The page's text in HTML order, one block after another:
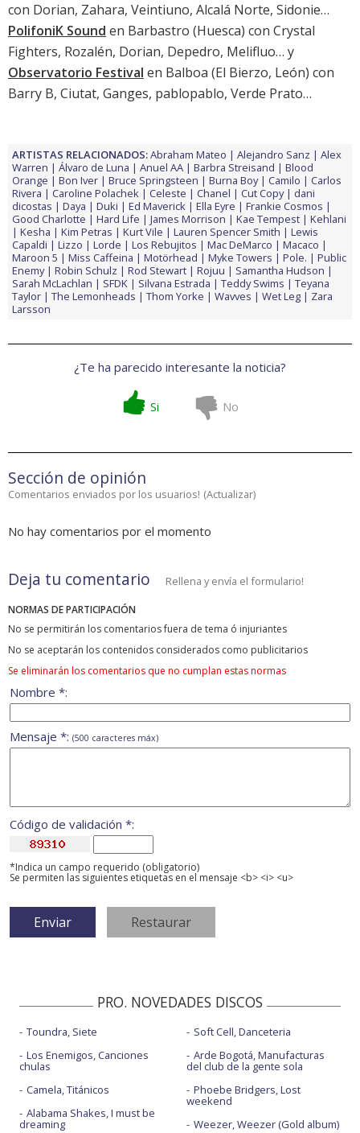
con Dorian, Zahara, Veintiuno, Alcalá Norte, Sidonie…
PolifoniK Sound en Barbastro (Huesca) con Crystal
Fighters, Rozalén, Dorian, Depedro, Melifluo… y
Observatorio Festival en Balboa (El Bierzo, León) con
Barry B, Ciutat, Ganges, pablopablo, Verde Prato…
ARTISTAS RELACIONADOS:Abraham Mateo Alejandro Sanz
Alex
Warren
Álvaro de Luna Anuel AA Barbra Streisand
Blood
Orange
Bon Iver Bruce Springsteen Burna Boy Camilo
Carlos
Rivera
Caroline Polachek Celeste Chanel Cut Copy
dani
dicostas
Daya Duki Ed Maverick Ella Eyre
Frankie Cosmos
Good Charlotte
Hard Life James Morrison Kae Tempest
Kehlani
Kesha
Kim Petras Kurt Vile Lauren Spencer Smith
Lewis
Capaldi
Lizzo Lorde Los Rebujitos Mac DeMarco
Macaco
Maroon 5
Miss Caffeina Motörhead Myke Towers Pole.
Public
Enemy
Robin Schulz Rod Stewart Rojuu
Samantha Hudson
Sarah McLachlan
SFDK Silvana Estrada Teddy Swims
Teyana
Taylor
The Lemonheads Thom Yorke Wavves Wet Leg
Zara
Larsson
¿Te ha parecido interesante la noticia?
Si No
Sección de opinión
Comentarios enviados por los usuarios! (Actualizar)
No hay comentarios por el momento
Deja tu comentario Rellena y envía el formulario!
NORMAS DE PARTICIPACIÓN
No se permitirán los comentarios fuera de tema ó injuriantes
No se aceptarán los contenidos considerados como publicitarios
Se eliminarán los comentarios que no cumplan estas normas
Nombre *:
Mensaje *: (500 caracteres máx)
Código de validación *:
*Indica un campo requerido (obligatorio)
Se permiten las siguientes etiquetas en el mensaje <b> <i> <u>
PRO. NOVEDADES DISCOS
Toundra, Siete
Los Enemigos, Canciones
chulas
Camela, Titánicos
Alabama Shakes, I must be
dreaming
Soft Cell, Danceteria
Arde Bogotá, Manufacturas
del club de la gente sola
Phoebe Bridgers, Lost
weekend
Weezer, Weezer (Gold album)